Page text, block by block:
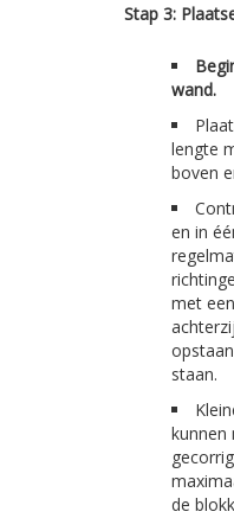
Stap 3:
wand.
lengte
boven
en in
met
staan.
kunnen
de